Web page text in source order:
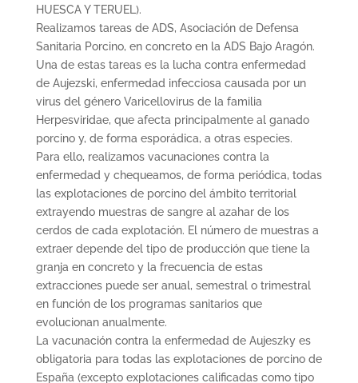
HUESCA Y TERUEL).
Realizamos tareas de ADS, Asociación de Defensa
Sanitaria Porcino, en concreto en la ADS Bajo Aragón.
Una de estas tareas es la lucha contra enfermedad
de Aujezski, enfermedad infecciosa causada por un
virus del género Varicellovirus de la familia
Herpesviridae, que afecta principalmente al ganado
porcino y, de forma esporádica, a otras especies.
Para ello, realizamos vacunaciones contra la
enfermedad y chequeamos, de forma periódica, todas
las explotaciones de porcino del ámbito territorial
extrayendo muestras de sangre al azahar de los
cerdos de cada explotación. El número de muestras a
extraer depende del tipo de producción que tiene la
granja en concreto y la frecuencia de estas
extracciones puede ser anual, semestral o trimestral
en función de los programas sanitarios que
evolucionan anualmente.
La vacunación contra la enfermedad de Aujeszky es
obligatoria para todas las explotaciones de porcino de
España (excepto explotaciones calificadas como tipo